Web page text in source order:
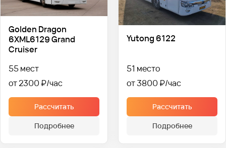
Golden Dragon
6XML6129 Grand
Cruiser
55 мест
от 2300 ₽
Рассчитать
Подробнее
Yutong 6122
51 место
от 3800 ₽
Рассчитать
Подробнее